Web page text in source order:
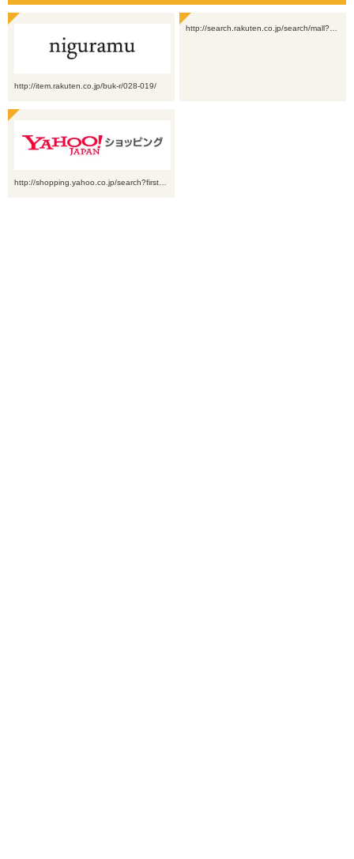
http://item.rakuten.co.jp/buk-r/028-019/
http://search.rakuten.co.jp/search/mall?…
http://shopping.yahoo.co.jp/search?first…